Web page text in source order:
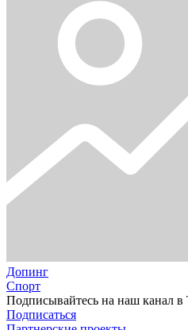
Допинг
Спорт
Подписывайтесь на наш канал в
Подписаться